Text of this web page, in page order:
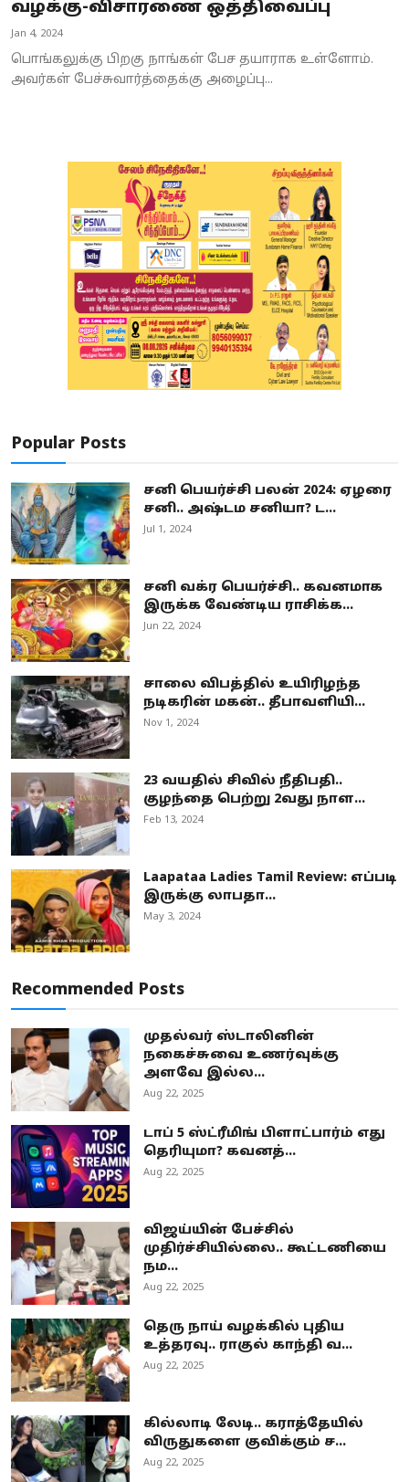
வழக்கு-விசாரணை ஒத்திவைப்பு
Jan 4, 2024
பொங்கலுக்கு பிறகு நாங்கள் பேச தயாராக உள்ளோம்.
அவர்கள் பேச்சுவார்த்தைக்கு அழைப்பு...
Popular Posts
சனி பெயர்ச்சி பலன் 2024: ஏழரை
சனி.. அஷ்டம சனியா? ட...
Jul 1, 2024
சனி வக்ர பெயர்ச்சி.. கவனமாக
இருக்க வேண்டிய ராசிக்க...
Jun 22, 2024
சாலை விபத்தில் உயிரிழந்த
நடிகரின் மகன்.. தீபாவளியி...
Nov 1, 2024
23 வயதில் சிவில் நீதிபதி..
குழந்தை பெற்று 2வது நாள...
Feb 13, 2024
Laapataa Ladies Tamil Review: எப்படி
இருக்கு லாபதா...
May 3, 2024
Recommended Posts
முதல்வர் ஸ்டாலினின்
நகைச்சுவை உணர்வுக்கு
அளவே இல்ல...
Aug 22, 2025
டாப் 5 ஸ்ட்ரீமிங் பிளாட்பார்ம் எது
தெரியுமா? கவனத்...
Aug 22, 2025
விஜய்யின் பேச்சில்
முதிர்ச்சியில்லை.. கூட்டணியை
நம...
Aug 22, 2025
தெரு நாய் வழக்கில் புதிய
உத்தரவு.. ராகுல் காந்தி வ...
Aug 22, 2025
கில்லாடி லேடி.. கராத்தேயில்
விருதுகளை குவிக்கும் ச...
Aug 22, 2025